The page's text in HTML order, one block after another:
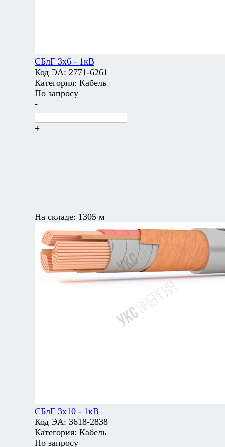
СБлГ 3х6 - 1кВ
Код ЭА: 2771-6261
Категория: Кабель
По запросу
-
+
На складе: 1305 м
СБлГ 3х10 - 1кВ
Код ЭА: 3618-2838
Категория: Кабель
По запросу